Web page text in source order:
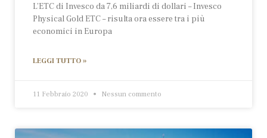
L’ETC di Invesco da 7,6 miliardi di dollari – Invesco
Physical Gold ETC – risulta ora essere tra i più
economici in Europa
LEGGI TUTTO »
11 Febbraio 2020 Nessun commento